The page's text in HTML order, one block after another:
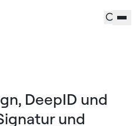
DeepID und
und